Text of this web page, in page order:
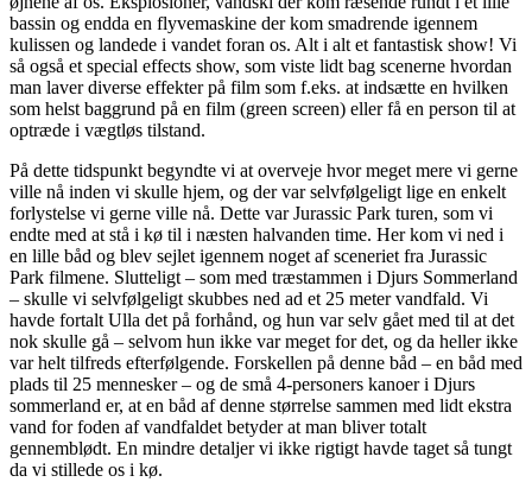
bassin og endda en flyvemaskine der kom smadrende igennem
kulissen og landede i vandet foran os. Alt i alt et fantastisk show! Vi
så også et special effects show, som viste lidt bag scenerne hvordan
man laver diverse effekter på film som f.eks. at indsætte en hvilken
som helst baggrund på en film (green screen) eller få en person til at
optræde i vægtløs tilstand.
På dette tidspunkt begyndte vi at overveje hvor meget mere vi gerne
ville nå inden vi skulle hjem, og der var selvfølgeligt lige en enkelt
forlystelse vi gerne ville nå. Dette var Jurassic Park turen, som vi
endte med at stå i kø til i næsten halvanden time. Her kom vi ned i
en lille båd og blev sejlet igennem noget af sceneriet fra Jurassic
Park filmene. Slutteligt – som med træstammen i Djurs Sommerland
– skulle vi selvfølgeligt skubbes ned ad et 25 meter vandfald. Vi
havde fortalt Ulla det på forhånd, og hun var selv gået med til at det
nok skulle gå – selvom hun ikke var meget for det, og da heller ikke
var helt tilfreds efterfølgende. Forskellen på denne båd – en båd med
plads til 25 mennesker – og de små 4-personers kanoer i Djurs
sommerland er, at en båd af denne størrelse sammen med lidt ekstra
vand for foden af vandfaldet betyder at man bliver totalt
gennemblødt. En mindre detaljer vi ikke rigtigt havde taget så tungt
da vi stillede os i kø.